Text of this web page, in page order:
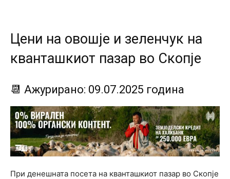
Цени на овошје и зеленчук на
кванташкиот пазар во Скопје
📆 Ажурирано: 09.07.2025 година
При денешната посета на кванташкиот пазар во Скопје